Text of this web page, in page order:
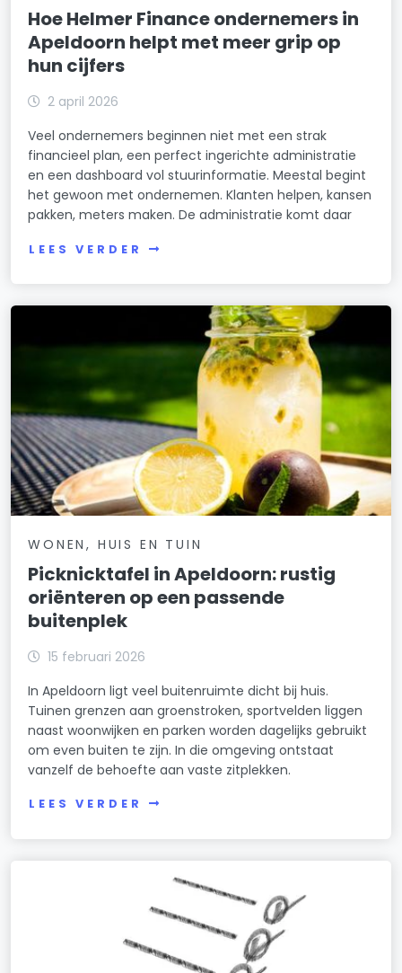
Hoe Helmer Finance ondernemers in
Apeldoorn helpt met meer grip op
hun cijfers
2 april 2026
Veel ondernemers beginnen niet met een strak
financieel plan, een perfect ingerichte administratie
en een dashboard vol stuurinformatie. Meestal begint
het gewoon met ondernemen. Klanten helpen, kansen
pakken, meters maken. De administratie komt daar
LEES VERDER
WONEN, HUIS EN TUIN
Picknicktafel in Apeldoorn: rustig
oriënteren op een passende
buitenplek
15 februari 2026
In Apeldoorn ligt veel buitenruimte dicht bij huis.
Tuinen grenzen aan groenstroken, sportvelden liggen
naast woonwijken en parken worden dagelijks gebruikt
om even buiten te zijn. In die omgeving ontstaat
vanzelf de behoefte aan vaste zitplekken.
LEES VERDER